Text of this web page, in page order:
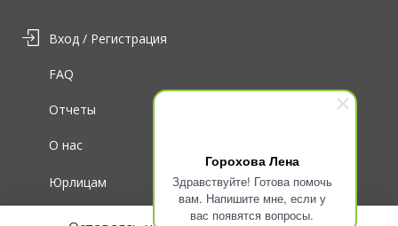
Горохова Лена
Здравствуйте! Готова помочь
вам. Напишите мне, если у
вас появятся вопросы.
Вход / Регистрация
Для волонтеров
Юрлицам
О нас
Отчеты
FAQ